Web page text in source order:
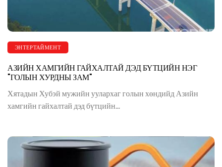
ЭНТЕРТАЙМЕНТ
АЗИЙН ХАМГИЙН ГАЙХАЛТАЙ ДЭД БҮТЦИЙН НЭГ
"ГОЛЫН ХУРДНЫ ЗАМ"
Хятадын Хубэй мужийн уулархаг голын хөндийд Азийн
хамгийн гайхалтай дэд бүтцийн...